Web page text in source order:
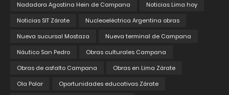
Nadadora Agostina Hein de Campana
Noticias Lima hoy
Noticias SIT Zárate
Nucleoeléctrica Argentina obras
Nueva sucursal Mostaza
Nueva terminal de Campana
Náutico San Pedro
Obras culturales Campana
Obras de asfalto Campana
Obras en Lima Zárate
Ola Polar
Oportunidades educativas Zárate